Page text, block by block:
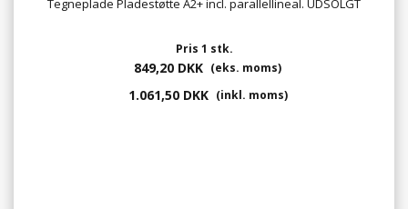
Tegneplade Pladestøtte A2+ incl. parallellineal. UDSOLGT
Pris 1 stk.
849,20 DKK (eks. moms)
1.061,50 DKK (inkl. moms)